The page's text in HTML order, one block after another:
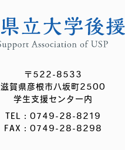
〒522-8533
滋賀県彦根市八坂町2500
学生支援センター内
TEL：0749-28-8219
FAX：0749-28-8298